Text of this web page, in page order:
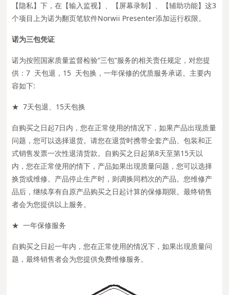
【隐私】下，在【输入监视】、【屏幕录制】、【辅助功能】这3
个项目上为诺为翻页笔软件Norwii Presenter添加运行权限。
诺为三包凭证
诺为按照国家质量监督检验“三包”服务的相关责任规定，对您提
供：7 天包退，15 天包换，一年保修的优质服务承诺。主要内
容如下:
★ 7天包退、15天包换
自购买之日起7日内，您在正常使用的情况下，如果产品出现质量
问题，您可以选择退货。请您在退货时携带全套产品、包装和正
式销售发票一次性退清货款。自购买之日起第8天至第15天以
内，您在正常使用的情下，产品如果出现质量问题，您可以选择
换货或维修。产品停止生产时，则调换同档次的产品。您维修产
品后，继续享有自原产品购买之日起计算的保修期限。最终销售
者会为您提供以上服务。
★ 一年保修服务
自购买之日起一年内，您在正常使用的情况下，如果出现质量问
题，最终销售者会为您提供免费维修服务。